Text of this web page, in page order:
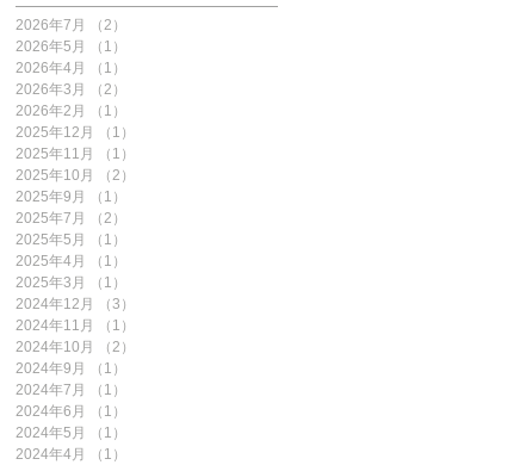
2026年7月 （2）
2026年5月
（1）
2026年4月
（1）
2026年3月
（2）
2026年2月
（1）
2025年12月
（1）
2025年11月
（1）
2025年10月
（2）
2025年9月
（1）
2025年7月
（2）
2025年5月
（1）
2025年4月
（1）
2025年3月
（1）
2024年12月
（3）
2024年11月
（1）
2024年10月
（2）
2024年9月
（1）
2024年7月
（1）
2024年6月
（1）
2024年5月
（1）
2024年4月
（1）